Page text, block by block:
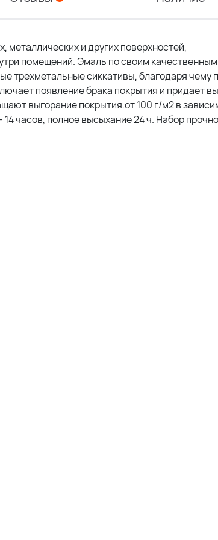
и других поверхностей,
помещений. Эмаль по своим качественным
трехметальные сиккативы, благодаря чему
появление брака покрытия и придает
выгорание покрытия.от 100 г/м2 в
часов, полное высыхание 24 ч. Набор